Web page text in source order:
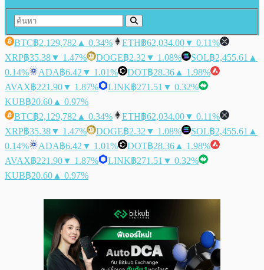
BTC฿2,129,782 ▲ 0.34% ETH฿62,034.00▼ 0.11%
XRP฿35.38▼ 1.47% DOGE฿2.32 ▼ 1.08% SOL฿2,455.61 ▲
0.14%
ADA฿6.42 ▼ 1.01% DOT฿28.36 ▲ 1.98%
AVAX฿221.90▼ 1.87% LINK฿271.51 ▼ 0.32%
KUB฿20.60 ▲ 0.97%
BTC฿2,129,782 ▲ 0.34% ETH฿62,034.00▼ 0.11%
XRP฿35.38▼ 1.47% DOGE฿2.32 ▼ 1.08% SOL฿2,455.61 ▲
0.14%
ADA฿6.42 ▼ 1.01% DOT฿28.36 ▲ 1.98%
AVAX฿221.90▼ 1.87% LINK฿271.51 ▼ 0.32%
KUB฿20.60 ▲ 0.97%